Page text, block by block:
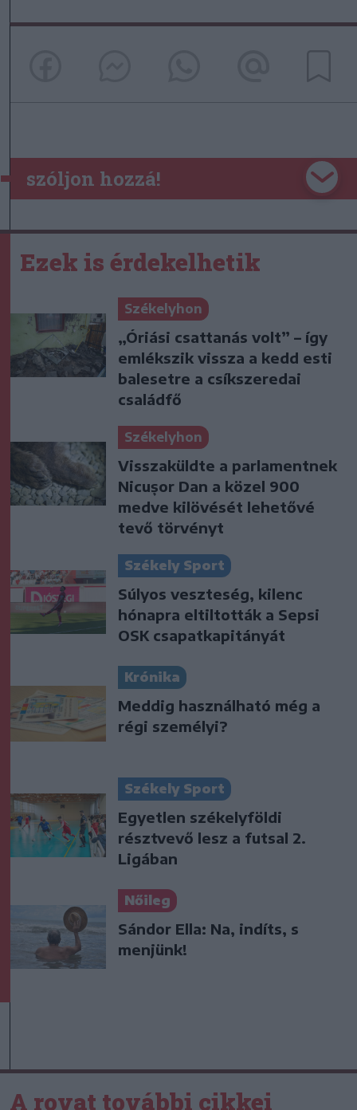
szóljon hozzá!
Ezek is érdekelhetik
Székelyhon
„Óriási csattanás volt” – így
emlékszik vissza a kedd esti
balesetre a csíkszeredai
családfő
Székelyhon
Visszaküldte a parlamentnek
Nicușor Dan a közel 900
medve kilövését lehetővé
tevő törvényt
Székely Sport
Súlyos veszteség, kilenc
hónapra eltiltották a Sepsi
OSK csapatkapitányát
Krónika
Meddig használható még a
régi személyi?
Székely Sport
Egyetlen székelyföldi
résztvevő lesz a futsal 2.
Ligában
Nőileg
Sándor Ella: Na, indíts, s
menjünk!
A rovat további cikkei